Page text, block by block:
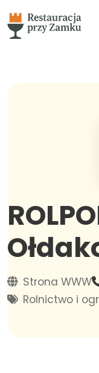
Strona WWW
Rolnictwo i